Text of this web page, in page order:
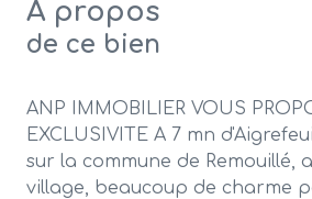
A propos
de ce bien
ANP IMMOBILIER VOUS
EXCLUSIVITE A 7 mn
sur la commune de Remouillé,
village, beaucoup de charme